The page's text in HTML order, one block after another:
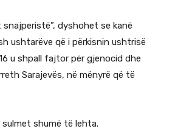
dyshohet se kanë
ushtarëve që i përkisnin ushtrisë
u shpall fajtor për gjenocid dhe
Sarajevës, në mënyrë që të
shumë të lehta.